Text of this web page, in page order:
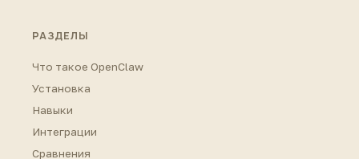
РАЗДЕЛЫ
Что такое OpenClaw
Установка
Навыки
Интеграции
Сравнения